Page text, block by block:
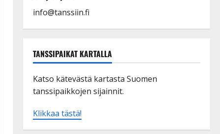
info@tanssiin.fi
TANSSIPAIKAT KARTALLA
Katso kätevästä kartasta Suomen
tanssipaikkojen sijainnit.
Klikkaa tästä!